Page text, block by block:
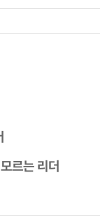
르는 리더